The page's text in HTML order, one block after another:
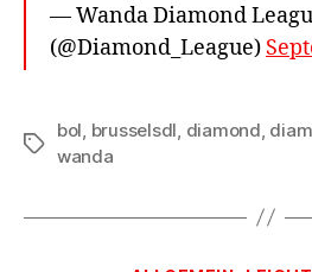
— Wanda Diamond
(@Diamond_League)
Schlagwörter
bol, brusselsdl, diamond,
wanda